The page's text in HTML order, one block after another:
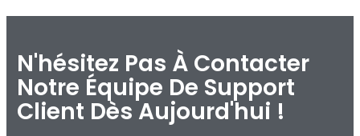
N'hésitez Pas À Contacter
Notre Équipe De Support
Client Dès Aujourd'hui !